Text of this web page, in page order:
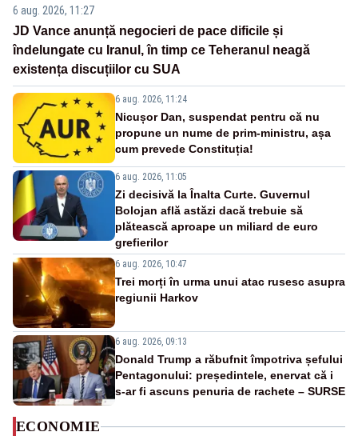
6 aug. 2026, 11:27
JD Vance anunță negocieri de pace dificile și
îndelungate cu Iranul, în timp ce Teheranul neagă
existența discuțiilor cu SUA
6 aug. 2026, 11:24
Nicușor Dan, suspendat pentru că nu
propune un nume de prim-ministru, așa
cum prevede Constituția!
6 aug. 2026, 11:05
Zi decisivă la Înalta Curte. Guvernul
Bolojan află astăzi dacă trebuie să
plătească aproape un miliard de euro
grefierilor
6 aug. 2026, 10:47
Trei morți în urma unui atac rusesc asupra
regiunii Harkov
6 aug. 2026, 09:13
Donald Trump a răbufnit împotriva șefului
Pentagonului: președintele, enervat că i
s-ar fi ascuns penuria de rachete – SURSE
ECONOMIE